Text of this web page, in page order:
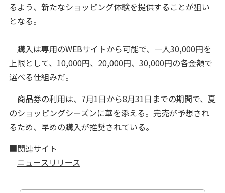
るよう、新たなショッピング体験を提供することが狙い
となる。
購入は専用のWEBサイトから可能で、一人30,000円を
上限として、10,000円、20,000円、30,000円の各金額で
選べる仕組みだ。
商品券の利用は、7月1日から8月31日までの期間で、夏
のショッピングシーズンに華を添える。完売が予想され
るため、早めの購入が推奨されている。
■関連サイト
ニュースリリース